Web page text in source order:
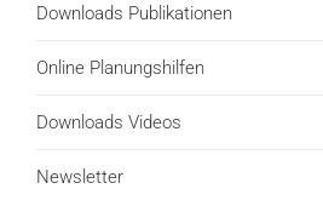
Downloads Publikationen
Online Planungshilfen
Downloads Videos
Newsletter